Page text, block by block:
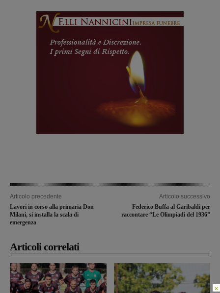
Articolo precedente
Lavori in corso alla primaria Don
Milani, si installa la scala di
emergenza
Articolo successivo
Federico Buffa al Garibaldi per
raccontare “Le Olimpiadi del 1936”
Articoli correlati
×